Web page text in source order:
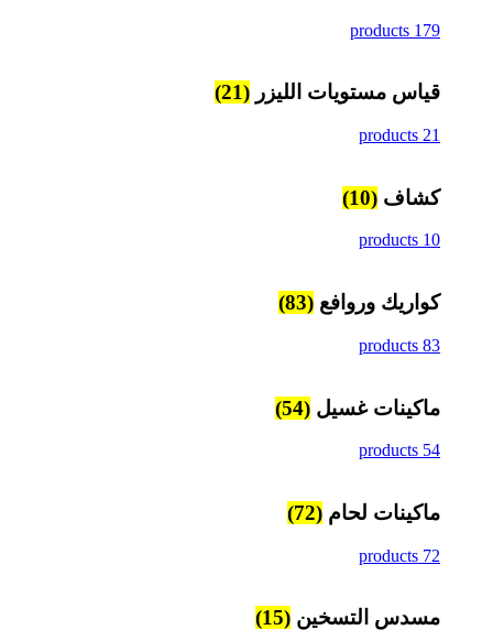
179 products
قياس مستويات الليزر (21)
21 products
كشاف (10)
10 products
كواريك وروافع (83)
83 products
ماكينات غسيل (54)
54 products
ماكينات لحام (72)
72 products
مسدس التسخين (15)